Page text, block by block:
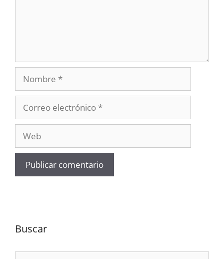
Nombre
electrónico
Buscar